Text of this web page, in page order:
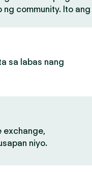
community. Ito ang
sa labas nang
exchange,
niyo.